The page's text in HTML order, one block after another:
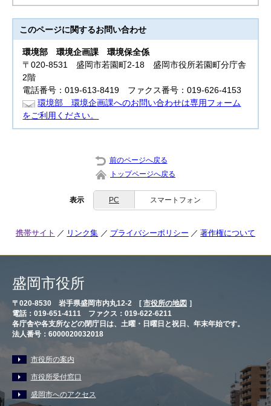
このページに関するお問い合わせ
環境部環境企画課 環境保全係
〒020-8531 盛岡市若園町2-18 盛岡市役所若園町分庁舎
2階
電話番号：019-613-8419 ファクス番号：019-626-4153
環境部 環境企画課へのお問い合わせは専用フォーム
をご利用ください。
前のページへ戻る
トップページへ戻る
表示 PC スマートフォン
携帯サイト リンク集 プライバシーポリシー 著作権について
盛岡市役所
〒020-8530 岩手県盛岡市内丸12-2 [ 市役所の地図 ］
電話：019-651-4111 ファクス：019-622-6211
各庁舎や各支所などの閉庁日は、土曜・日曜日と祝日、年末年始です。
法人番号：6000020032018
市役所の案内
市役所受付窓口
盛岡市へのアクセス